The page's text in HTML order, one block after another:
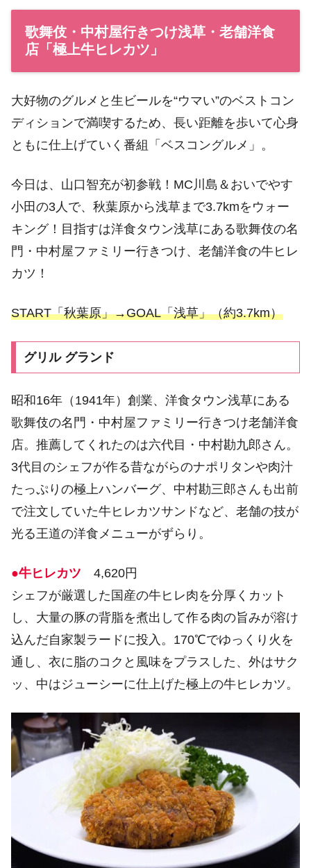
歌舞伎・中村屋行きつけ浅草・老舗洋食
店「極上牛ヒレカツ」
大好物のグルメと生ビールを“ウマい”のベストコン
ディションで満喫するため、長い距離を歩いて心身
ともに仕上げていく番組「ベスコングルメ」。
今日は、山口智充が初参戦！MC川島＆おいでやす
小田の3人で、秋葉原から浅草まで3.7kmをウォー
キング！目指すは洋食タウン浅草にある歌舞伎の名
門・中村屋ファミリー行きつけ、老舗洋食の牛ヒレ
カツ！
START「秋葉原」→GOAL「浅草」（約3.7km）
グリル グランド
昭和16年（1941年）創業、洋食タウン浅草にある
歌舞伎の名門・中村屋ファミリー行きつけ老舗洋食
店。推薦してくれたのは六代目・中村勘九郎さん。
3代目のシェフが作る昔ながらのナポリタンや肉汁
たっぷりの極上ハンバーグ、中村勘三郎さんも出前
で注文していた牛ヒレカツサンドなど、老舗の技が
光る王道の洋食メニューがずらり。
●牛ヒレカツ 4,620円
シェフが厳選した国産の牛ヒレ肉を分厚くカット
し、大量の豚の背脂を煮出して作る肉の旨みが溶け
込んだ自家製ラードに投入。170℃でゆっくり火を
通し、衣に脂のコクと風味をプラスした、外はサク
ッ、中はジューシーに仕上げた極上の牛ヒレカツ。